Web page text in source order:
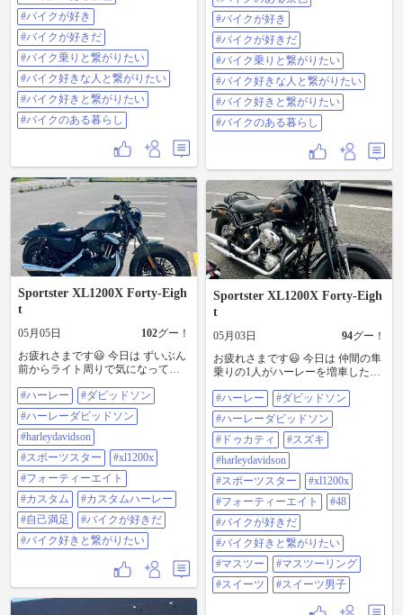
#バイクが好き
#バイクが好きだ
#バイク乗りと繋がりたい
#バイク好きな人と繋がりたい
#バイク好きと繋がりたい
#バイクのある暮らし
#バイクが好き
#バイクが好きだ
#バイク乗りと繋がりたい
#バイク好きな人と繋がりたい
#バイク好きと繋がりたい
#バイクのある暮らし
Sportster XL1200X Forty-Eigh
t
05月05日 102グー！
お疲れさまです😃 今日は ずいぶん
前からライト周りで気になってた
してから1人でぷらっと走って来ま
した😊 そう言えば 学生の頃は平気
だったんですけど 大人になってい
つの頃からか 1人で飲食店に入れな
くなってしまって なので1人の時は
ほぼコンビニで☕️飲みながら🚬して
終わり😌 自分以外にもこんな方い
ますかね…😅w #ハーレー #ダビッ
ドソン #ハーレーダビッドソン
#harleydavidson #スポーツスター
#xl1200x #フォーティーエイト #48
#カスタム #カスタムハーレー #自
#ハーレー
#ダビッドソン
#ハーレーダビッドソン
#harleydavidson
#スポーツスター
#xl1200x
#フォーティーエイト
#カスタム
#カスタムハーレー
#自己満足
#バイクが好きだ
#バイク好きと繋がりたい
Sportster XL1200X Forty-Eigh
t
05月03日 94グー！
お疲れさまです😃 今日は 仲間の隼
乗りの1人がハーレーを増車したの
は 茨城県のNON HAMBURGER
CAFE でボリューム満点のハンバー
ガー🍔 ここで@47015さん合流😆
からの 帰り際にお約束 カフェでス
イーツ😋 パンケーキとコーヒー☕️
を 美味しくいただいて 今日もワイ
ワイガヤガヤ楽しく過ごせました
😊 #ハーレー #ダビッドソン #ハー
レーダビッドソン #ドゥカティ #ス
ズキ #harleydavidson #スポーツスタ
ー #xl1200x #フォーティーエイト
#48 #バイクが好きだ #バイク好き
と繋がりたい #マスツー #マスツー
リング #スイーツ #スイーツ男子
#ハーレー
#ダビッドソン
#ハーレーダビッドソン
#ドゥカティ
#スズキ
#harleydavidson
#スポーツスター
#xl1200x
#フォーティーエイト
#48
#バイクが好きだ
#バイク好きと繋がりたい
#マスツー
#マスツーリング
#スイーツ
#スイーツ男子